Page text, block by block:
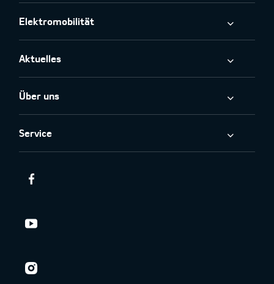
Elektromobilität
Aktuelles
Über uns
Service